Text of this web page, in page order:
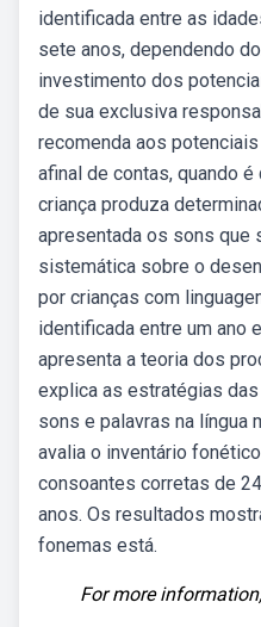
identificada entre as
sete anos, dependendo
investimento dos
de sua exclusiva
recomenda aos
afinal de contas, quando
criança produza
apresentada os sons que
sistemática sobre o
por crianças com
identificada entre um ano
apresenta a teoria dos
explica as estratégias
sons e palavras na língua
avalia o inventário
consoantes corretas de
anos. Os resultados
fonemas está.
For more